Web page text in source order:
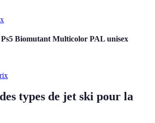
Ps5 Biomutant Multicolor PAL unisex
types de jet ski pour la